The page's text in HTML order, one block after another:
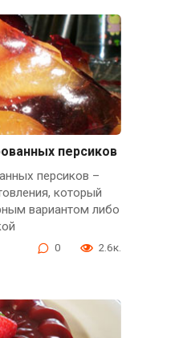
персиков
персиков –
который
вариантом либо
0 2.6к.